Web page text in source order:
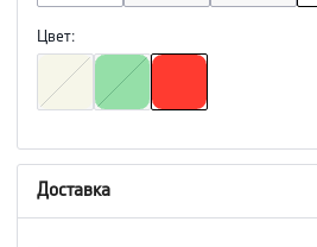
Цвет:
Доставка